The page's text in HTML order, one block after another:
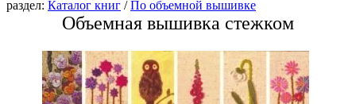
раздел: Каталог книг /По объемной вышивке
Объемная вышивка стежком